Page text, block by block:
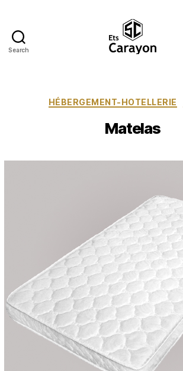
Search
HÉBERGEMENT-HOTELLERIE
Matelas